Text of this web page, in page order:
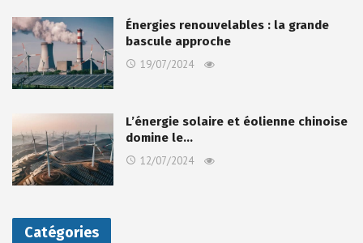
Énergies renouvelables : la grande
bascule approche
19/07/2024
L’énergie solaire et éolienne chinoise
domine le…
12/07/2024
Catégories